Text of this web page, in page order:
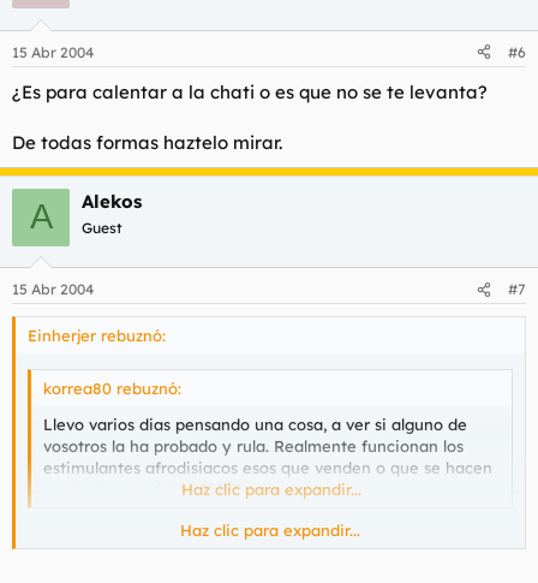
15 Abr 2004 #6
¿Es para calentar a la chati o es que no se te levanta?
De todas formas haztelo mirar.
A Alekos
Guest
15 Abr 2004 #7
Einherjer rebuznó:
korrea80 rebuznó:
Llevo varios dias pensando una cosa, a ver si alguno de
vosotros la ha probado y rula. Realmente funcionan los
estimulantes afrodisiacos esos que venden o que se hacen
con no se que frutas?????Haz clic para expandir...
Yo na vez me comí unas fresas con nata en el canalillo de una
Haz clic para expandir...